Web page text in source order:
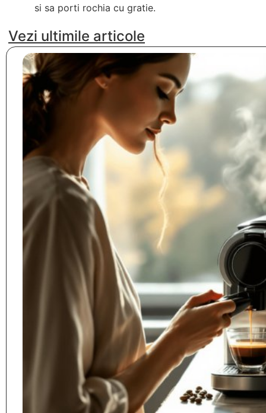
si sa porti rochia cu gratie.
Vezi ultimile articole